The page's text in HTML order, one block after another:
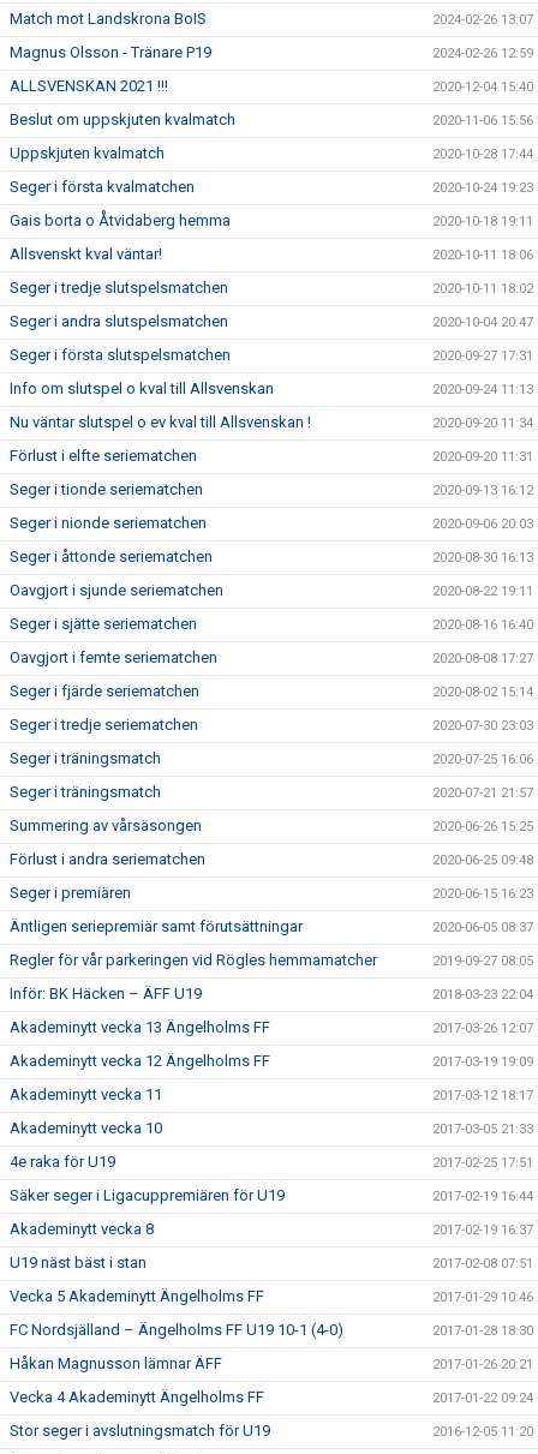
Match mot Landskrona BoIS 2024-02-26 13:07
Magnus Olsson - Tränare P19 2024-02-26 12:59
ALLSVENSKAN 2021 !!! 2020-12-04 15:40
Beslut om uppskjuten kvalmatch 2020-11-06 15:56
Uppskjuten kvalmatch 2020-10-28 17:44
Seger i första kvalmatchen 2020-10-24 19:23
Gais borta o Åtvidaberg hemma 2020-10-18 19:11
Allsvenskt kval väntar! 2020-10-11 18:06
Seger i tredje slutspelsmatchen 2020-10-11 18:02
Seger i andra slutspelsmatchen 2020-10-04 20:47
Seger i första slutspelsmatchen 2020-09-27 17:31
Info om slutspel o kval till Allsvenskan 2020-09-24 11:13
Nu väntar slutspel o ev kval till Allsvenskan ! 2020-09-20 11:34
Förlust i elfte seriematchen 2020-09-20 11:31
Seger i tionde seriematchen 2020-09-13 16:12
Seger i nionde seriematchen 2020-09-06 20:03
Seger i åttonde seriematchen 2020-08-30 16:13
Oavgjort i sjunde seriematchen 2020-08-22 19:11
Seger i sjätte seriematchen 2020-08-16 16:40
Oavgjort i femte seriematchen 2020-08-08 17:27
Seger i fjärde seriematchen 2020-08-02 15:14
Seger i tredje seriematchen 2020-07-30 23:03
Seger i träningsmatch 2020-07-25 16:06
Seger i träningsmatch 2020-07-21 21:57
Summering av vårsäsongen 2020-06-26 15:25
Förlust i andra seriematchen 2020-06-25 09:48
Seger i premiären 2020-06-15 16:23
Äntligen seriepremiär samt förutsättningar 2020-06-05 08:37
Regler för vår parkeringen vid Rögles hemmamatcher 2019-09-27 08:05
Inför: BK Häcken – ÄFF U19 2018-03-23 22:04
Akademinytt vecka 13 Ängelholms FF 2017-03-26 12:07
Akademinytt vecka 12 Ängelholms FF 2017-03-19 19:09
Akademinytt vecka 11 2017-03-12 18:17
Akademinytt vecka 10 2017-03-05 21:33
4e raka för U19 2017-02-25 17:51
Säker seger i Ligacuppremiären för U19 2017-02-19 16:44
Akademinytt vecka 8 2017-02-19 16:37
U19 näst bäst i stan 2017-02-08 07:51
Vecka 5 Akademinytt Ängelholms FF 2017-01-29 10:46
FC Nordsjälland – Ängelholms FF U19 10-1 (4-0) 2017-01-28 18:30
Håkan Magnusson lämnar ÄFF 2017-01-26 20:21
Vecka 4 Akademinytt Ängelholms FF 2017-01-22 09:24
Stor seger i avslutningsmatch för U19 2016-12-05 11:20